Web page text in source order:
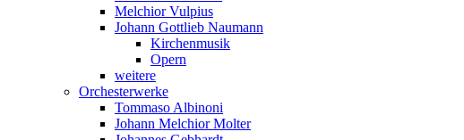
Melchior Vulpius
Johann Gottlieb Naumann
Kirchenmusik
Opern
weitere
Orchesterwerke
Tommaso Albinoni
Johann Melchior Molter